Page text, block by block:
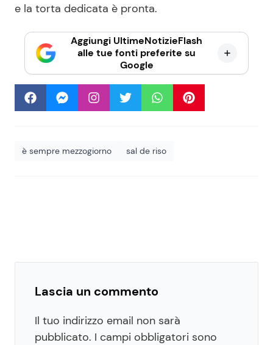
e la torta dedicata è pronta.
Aggiungi UltimeNotizieFlash
alle tue fonti preferite su
Google
è sempre mezzogiorno sal de riso
Lascia un commento
Il tuo indirizzo email non sarà
pubblicato. I campi obbligatori sono